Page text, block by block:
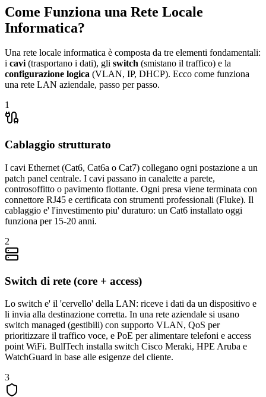
Come Funziona una Rete Locale
Informatica?
Una rete locale informatica è composta da tre elementi fondamentali:
i cavi(trasportano i dati), gli switch (smistano il traffico) e la
configurazione logica (VLAN, IP, DHCP). Ecco come funziona
una rete LAN aziendale, passo per passo.
1
Cablaggio strutturato
I cavi Ethernet (Cat6, Cat6a o Cat7) collegano ogni postazione a un
patch panel centrale. I cavi passano in canalette a parete,
controsoffitto o pavimento flottante. Ogni presa viene terminata con
connettore RJ45 e certificata con strumenti professionali (Fluke). Il
cablaggio e' l'investimento piu' duraturo: un Cat6 installato oggi
funziona per 15-20 anni.
2
Switch di rete (core + access)
Lo switch e' il 'cervello' della LAN: riceve i dati da un dispositivo e
li invia alla destinazione corretta. In una rete aziendale si usano
switch managed (gestibili) con supporto VLAN, QoS per
prioritizzare il traffico voce, e PoE per alimentare telefoni e access
point WiFi. BullTech installa switch Cisco Meraki, HPE Aruba e
WatchGuard in base alle esigenze del cliente.
3